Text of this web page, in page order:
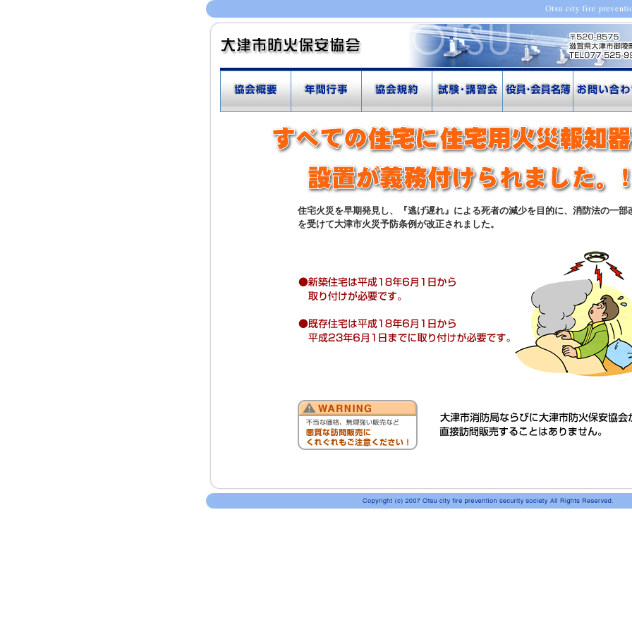
住宅火災を早期発見し、『逃げ遅れ』による死者の減少を目的に、消防法の一部
を受けて大津市火災予防条例が改正されました。